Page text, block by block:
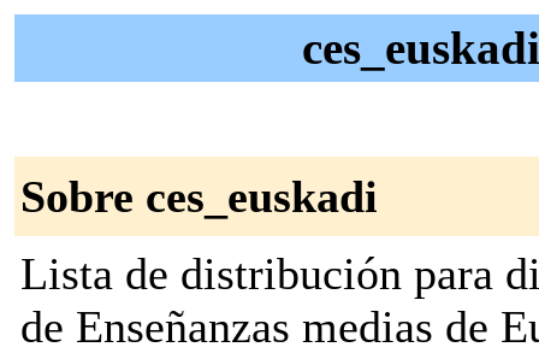
Sobre ces_euskadi
Lista de distribución para
de Enseñanzas medias de